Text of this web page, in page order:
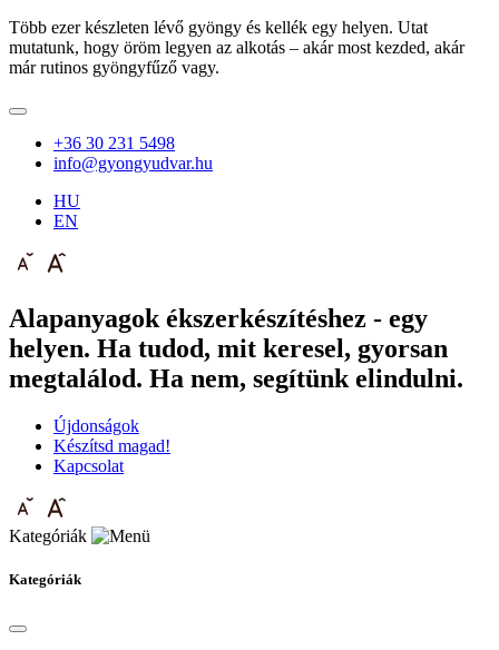
Több ezer készleten lévő gyöngy és kellék egy helyen. Utat
mutatunk, hogy öröm legyen az alkotás – akár most kezded, akár
már rutinos gyöngyfűző vagy.
+36 30 231 5498
info@gyongyudvar.hu
HU
EN
Alapanyagok ékszerkészítéshez - egy
helyen. Ha tudod, mit keresel, gyorsan
megtalálod. Ha nem, segítünk elindulni.
Újdonságok
Készítsd magad!
Kapcsolat
Kategóriák
Kategóriák